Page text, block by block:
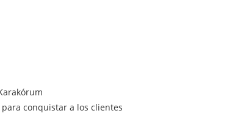
conquistar a los clientes